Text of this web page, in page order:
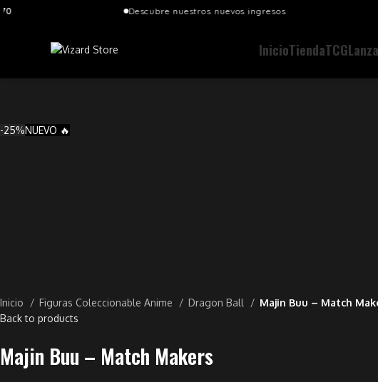
Descubre nuestros nuevos ingresos Nueva
InicioTiendaTCG
-25%NUEVO 🔥
Inicio Figuras Coleccionable Anime Dragon Ball
Majin Buu – Match
Back to products
Majin Buu – Match Makers